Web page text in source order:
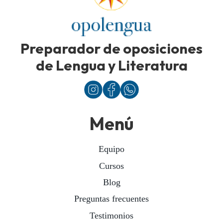
Preparador de oposiciones
de Lengua y Literatura
Menú
Equipo
Cursos
Blog
Preguntas frecuentes
Testimonios